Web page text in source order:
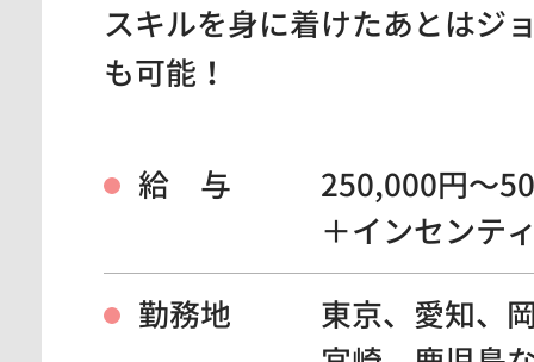
スキルを身に着けたあとはジ
も可能！
給 与
250,000円～
＋インセンテ
勤務地
東京、愛知、